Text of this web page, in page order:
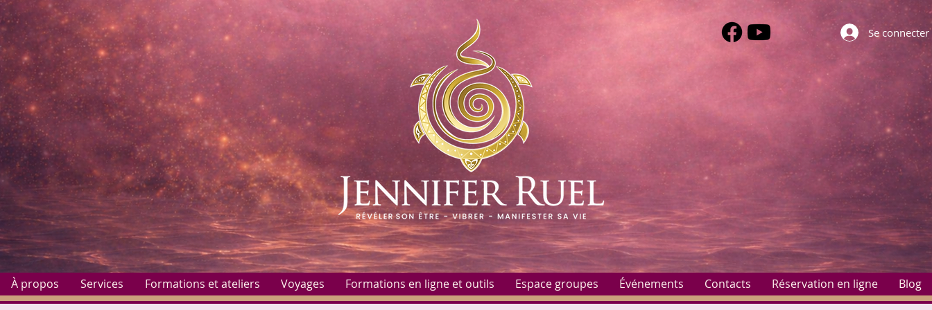
Se connecter
À propos Services Formations et ateliers Voyages Formations en ligne et outils Espace groupes Événements Contacts Réservation en ligne Blog